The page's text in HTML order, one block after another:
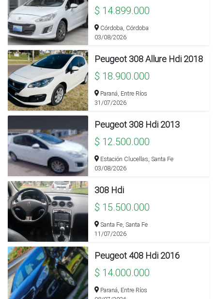
$ 14.899.000
Córdoba, Córdoba
03/08/2026
Peugeot 308 Allure Hdi 2018
$ 18.900.000
Paraná, Entre Ríos
31/07/2026
Peugeot 308 Hdi 2013
$ 12.500.000
Estación Clucellas, Santa Fe
03/08/2026
308 Hdi
$ 15.500.000
Santa Fe, Santa Fe
11/07/2026
Peugeot 408 Hdi 2016
$ 14.000.000
Paraná, Entre Ríos